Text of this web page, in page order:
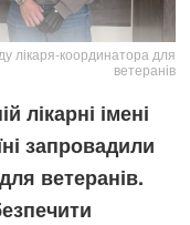
лікаря-координатора для
ветеранів
лікарні імені
запровадили
ветеранів.